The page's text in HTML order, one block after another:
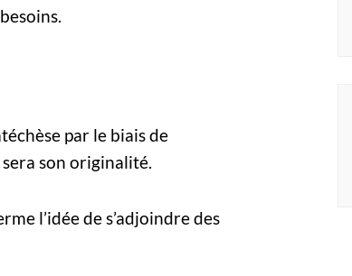
par le biais de
son originalité.
l’idée de s’adjoindre des